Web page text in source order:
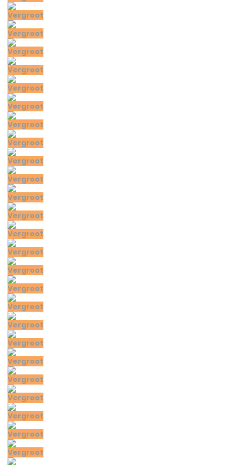
Vergroot
Vergroot
Vergroot
Vergroot
Vergroot
Vergroot
Vergroot
Vergroot
Vergroot
Vergroot
Vergroot
Vergroot
Vergroot
Vergroot
Vergroot
Vergroot
Vergroot
Vergroot
Vergroot
Vergroot
Vergroot
Vergroot
Vergroot
Vergroot
Vergroot